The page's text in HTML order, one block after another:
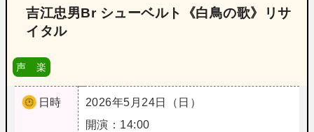
吉江忠男Br シューベルト《白鳥の歌》リサ
イタル
声 楽
日時
2026年5月24日（日）
開演：14:00